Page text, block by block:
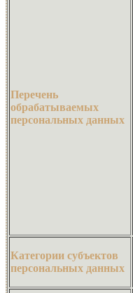
Перечень
обрабатываемых
персональных данных
Категории субъектов
персональных данных